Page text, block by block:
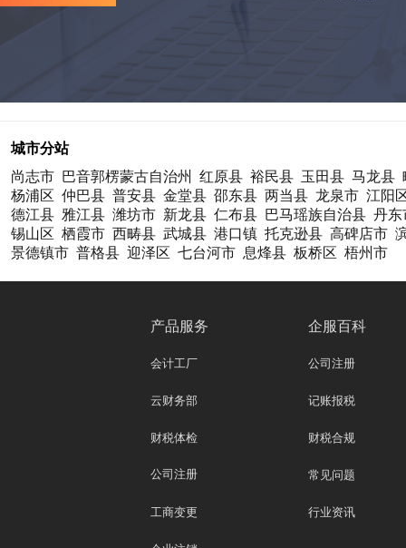
城市分站
尚志市 巴音郭楞蒙古自治州 红原县 裕民县 玉田县 马龙县
杨浦区 仲巴县 普安县 金堂县 邵东县 两当县 龙泉市 江阳
德江县 雅江县 潍坊市 新龙县 仁布县 巴马瑶族自治县 丹东
锡山区 栖霞市 西畴县 武城县 港口镇 托克逊县 高碑店市
景德镇市 普格县 迎泽区 七台河市 息烽县 板桥区 梧州市
产品服务
会计工厂
云财务部
财税体检
公司注册
工商变更
企服百科
公司注册
记账报税
财税合规
常见问题
行业资讯